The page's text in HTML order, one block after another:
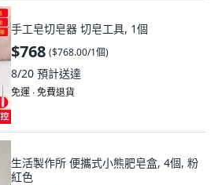
手工皂切皂器 切皂工具, 1個
$768 ($768.00/1個)
8/20 預計送達
免運 ∙ 免費退貨
生活製作所 便攜式小熊肥皂盒, 4個, 粉
紅色